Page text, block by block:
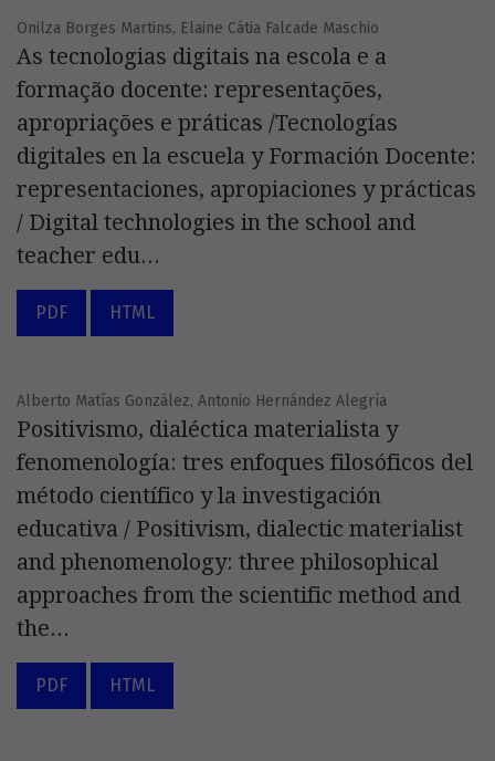
Onilza Borges Martins, Elaine Cátia Falcade Maschio
As tecnologias digitais na escola e a
formação docente: representações,
apropriações e práticas /Tecnologías
digitales en la escuela y Formación Docente:
representaciones, apropiaciones y prácticas
/ Digital technologies in the school and
teacher edu...
PDF HTML
Alberto Matías González, Antonio Hernández Alegría
Positivismo, dialéctica materialista y
fenomenología: tres enfoques filosóficos del
método científico y la investigación
educativa / Positivism, dialectic materialist
and phenomenology: three philosophical
approaches from the scientific method and
the...
PDF HTML